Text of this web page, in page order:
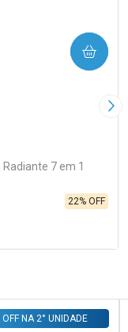
7 em 1
22% OFF
COMPRAR
FAVORITOS
NA 2° UNIDADE